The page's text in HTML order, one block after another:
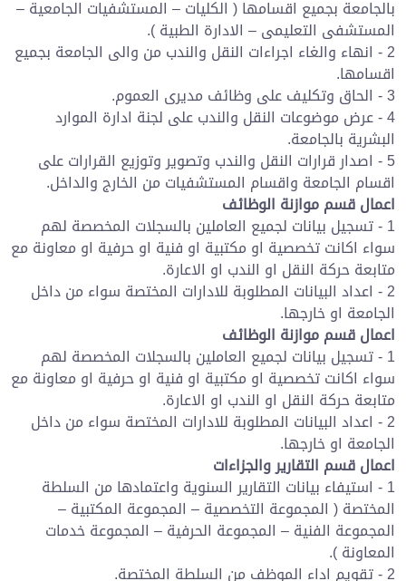
بالجامعة بجميع اقسامها ( الكليات – المستشفيات الجامعية –
المستشفى التعليمى – الادارة الطبية ).
2 - انهاء والغاء اجراءات النقل والندب من والى الجامعة بجميع
اقسامها.
4 - عرض موضوعات النقل والندب على لجنة ادارة الموارد
البشرية بالجامعة.
5 - اصدار قرارات النقل والندب وتصوير وتوزيع القرارات على
اقسام الجامعة واقسام المستشفيات من الخارج والداخل.
اعمال قسم موازنة الوظائف
1 - تسجيل بيانات لجميع العاملين بالسجلات المخصصة لهم
سواء اكانت تخصصية او مكتبية او فنية او حرفية او معاونة مع
متابعة حركة النقل او الندب او الاعارة.
2 - اعداد البيانات المطلوبة للادارات المختصة سواء من داخل
الجامعة او خارجها.
اعمال قسم موازنة الوظائف
1 - تسجيل بيانات لجميع العاملين بالسجلات المخصصة لهم
سواء اكانت تخصصية او مكتبية او فنية او حرفية او معاونة مع
متابعة حركة النقل او الندب او الاعارة.
2 - اعداد البيانات المطلوبة للادارات المختصة سواء من داخل
الجامعة او خارجها.
اعمال قسم التقارير والجزاءات
1 - استيفاء بيانات التقارير السنوية واعتمادها من السلطة
المختصة ( المجموعة التخصصية – المجموعة المكتبية –
المجموعة الفنية – المجموعة الحرفية – المجموعة خدمات
المعاونة ).